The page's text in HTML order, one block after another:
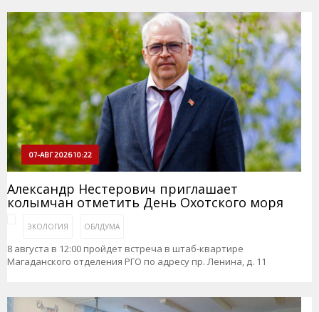
07-АВГ 2026 10:22
Александр Нестерович приглашает
колымчан отметить День Охотского моря
ЭКОЛОГИЯ ОБЛДУМА
8 августа в 12:00 пройдет встреча в штаб-квартире
Магаданского отделения РГО по адресу пр. Ленина, д. 11